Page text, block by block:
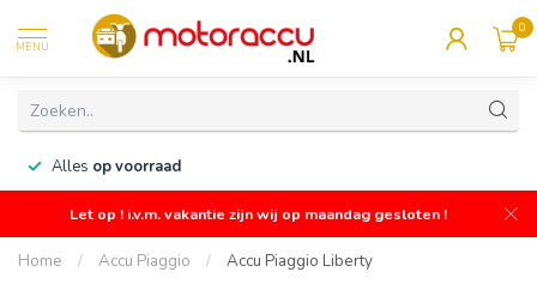
MENU
0
Alles op voorraad
Let op ! i.v.m. vakantie zijn wij op maandag gesloten !
Home / Accu Piaggio / Accu Piaggio Liberty